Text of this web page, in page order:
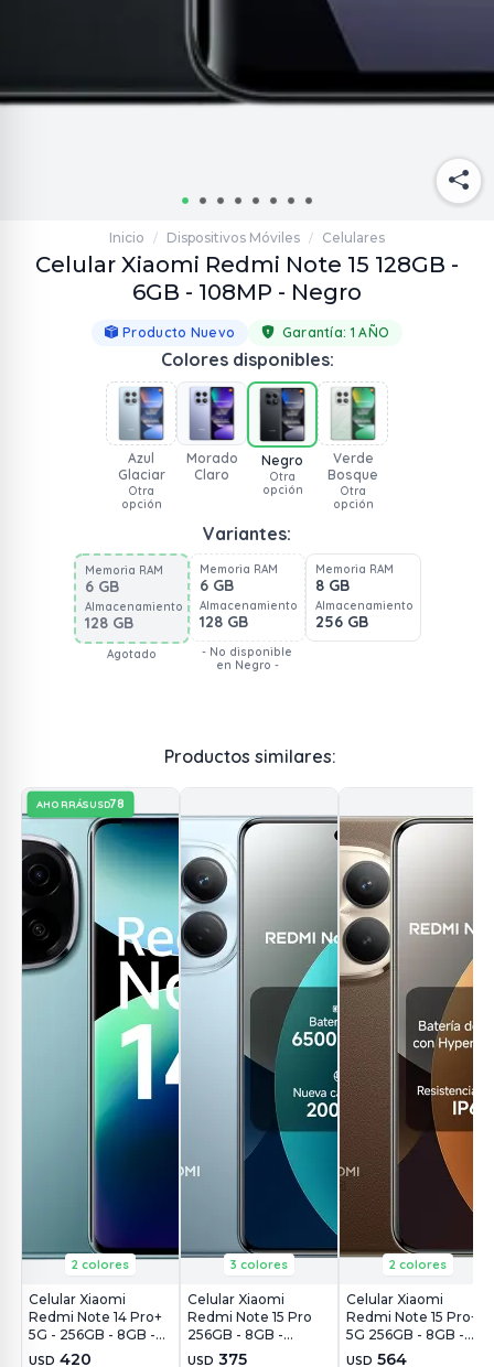
Inicio / Dispositivos Móviles / Celulares
Celular Xiaomi Redmi Note 15 128GB -
6GB - 108MP - Negro
Producto Nuevo Garantía: 1 AÑO
Colores disponibles:
Azul
Glaciar
Otra
opción
Morado
Claro
Negro
Otra
opción
Verde
Bosque
Otra
opción
Variantes:
Memoria RAM
6 GB
Almacenamiento
128 GB
Agotado
Memoria RAM
6 GB
Almacenamiento
128 GB
- No disponible
en Negro -
Memoria RAM
8 GB
Almacenamiento
256 GB
Productos similares:
AHORRÁSUSD78
2 colores
Celular Xiaomi
Redmi Note 14 Pro+
5G - 256GB - 8GB -
200MP - Azul
USD 420
3 colores
Celular Xiaomi
Redmi Note 15 Pro
256GB - 8GB -
200MP - Azul Glaciar
USD 375
2 colores
Celular Xiaomi
Redmi Note 15 Pro+
5G 256GB - 8GB -
200MP - Café Moca
USD 564